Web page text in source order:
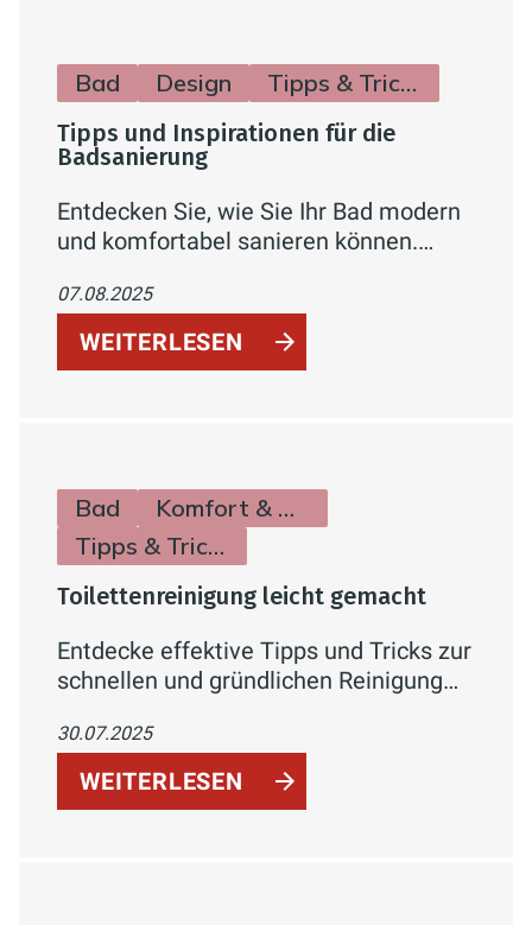
Bad Design Tipps & Tricks
Tipps und Inspirationen für die
Badsanierung
Entdecken Sie, wie Sie Ihr Bad modern
und komfortabel sanieren können.
Design, innovative Technik und kreative
Ideen für Ihre individuelle
Wohlfühloase.
07.08.2025
WEITERLESEN
Bad
Komfort & Hygiene
Tipps & Tricks
Toilettenreinigung leicht gemacht
Entdecke effektive Tipps und Tricks zur
schnellen und gründlichen Reinigung
Badezimmer sauber, hygienisch und
frisch – Tag für Tag!
30.07.2025
WEITERLESEN